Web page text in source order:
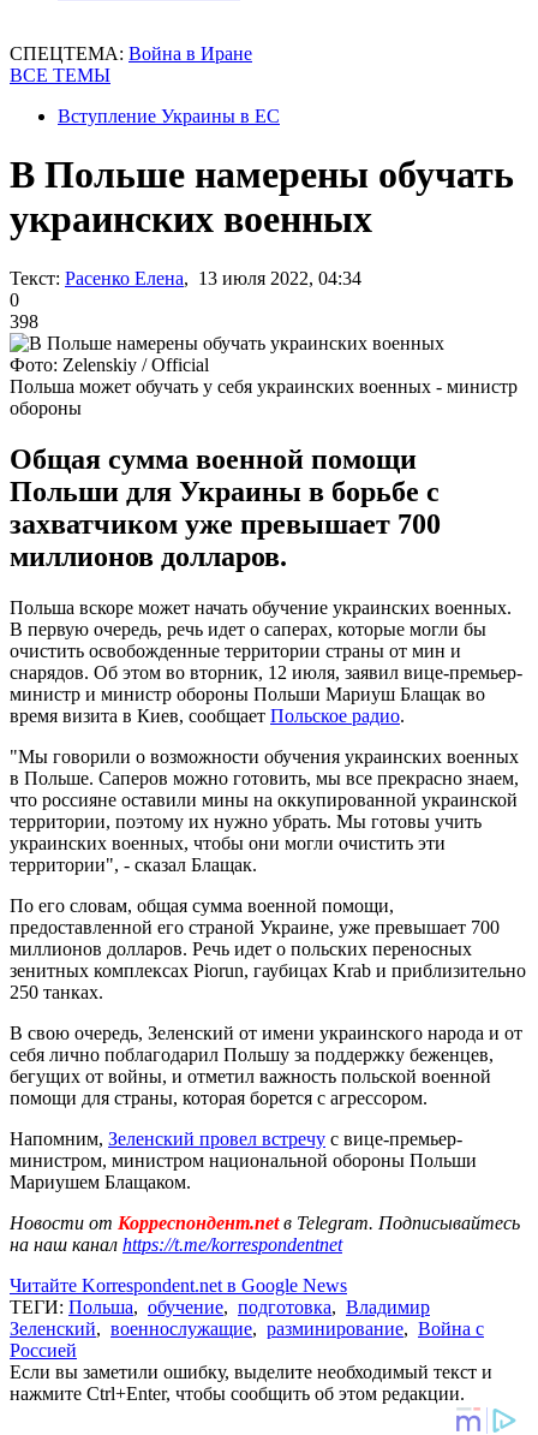
СПЕЦТЕМА: Война в Иране
ВСЕ ТЕМЫ
Вступление Украины в ЕС
В Польше намерены обучать
украинских военных
Текст: Расенко Елена, 13 июля 2022, 04:34
0
398
Фото: Zelenskiy / Official
Польша может обучать у себя украинских военных - министр
обороны
Общая сумма военной помощи
Польши для Украины в борьбе с
захватчиком уже превышает 700
миллионов долларов.
Польша вскоре может начать обучение украинских военных.
В первую очередь, речь идет о саперах, которые могли бы
очистить освобожденные территории страны от мин и
снарядов. Об этом во вторник, 12 июля, заявил вице-премьер-
министр и министр обороны Польши Мариуш Блащак во
время визита в Киев, сообщает Польское радио.
"Мы говорили о возможности обучения украинских военных
в Польше. Саперов можно готовить, мы все прекрасно знаем,
что россияне оставили мины на оккупированной украинской
территории, поэтому их нужно убрать. Мы готовы учить
украинских военных, чтобы они могли очистить эти
территории", - сказал Блащак.
По его словам, общая сумма военной помощи,
предоставленной его страной Украине, уже превышает 700
миллионов долларов. Речь идет о польских переносных
зенитных комплексах Piorun, гаубицах Krab и приблизительно
250 танках.
В свою очередь, Зеленский от имени украинского народа и от
себя лично поблагодарил Польшу за поддержку беженцев,
бегущих от войны, и отметил важность польской военной
помощи для страны, которая борется с агрессором.
Напомним, Зеленский провел встречу с вице-премьер-
министром, министром национальной обороны Польши
Мариушем Блащаком.
Новости от Корреспондент.netв Telegram. Подписывайтесь
на наш канал https://t.me/korrespondentnet
Читайте Korrespondent.net в Google News
ТЕГИ: Польша, обучение, подготовка, Владимир
Зеленский, военнослужащие, разминирование, Война с
Россией
Если вы заметили ошибку, выделите необходимый текст и
нажмите Ctrl+Enter, чтобы сообщить об этом редакции.